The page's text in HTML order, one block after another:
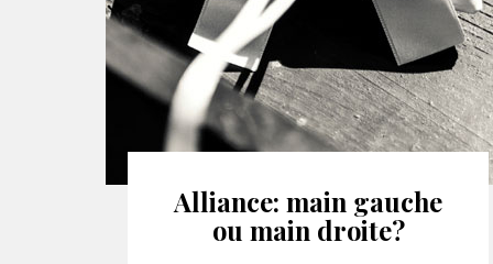
Alliance: main gauche
ou main droite?